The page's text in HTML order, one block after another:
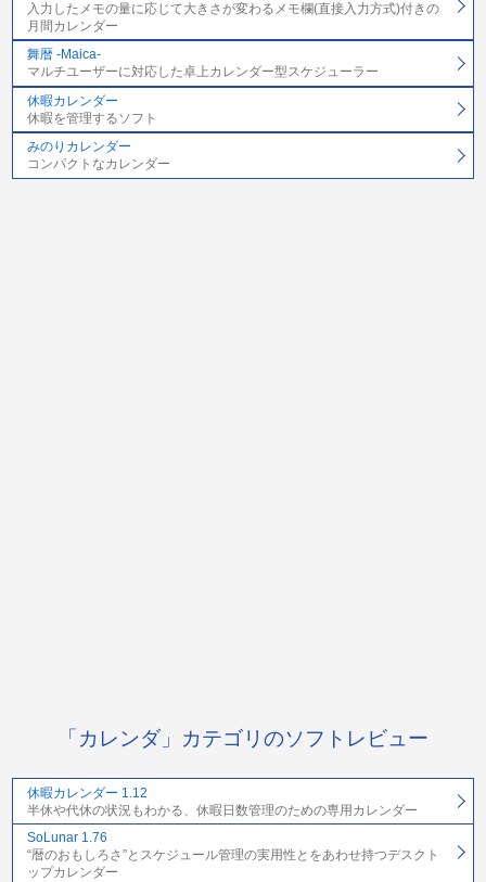
入力したメモの量に応じて大きさが変わるメモ欄(直接入力方式)付きの
月間カレンダー
舞暦 -Maica-
マルチユーザーに対応した卓上カレンダー型スケジューラー
休暇カレンダー
休暇を管理するソフト
みのりカレンダー
コンパクトなカレンダー
「カレンダ」カテゴリのソフトレビュー
休暇カレンダー 1.12
半休や代休の状況もわかる、休暇日数管理のための専用カレンダー
SoLunar 1.76
“暦のおもしろさ”とスケジュール管理の実用性とをあわせ持つデスクト
ップカレンダー